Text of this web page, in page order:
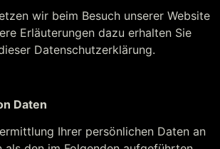
wir beim Besuch unserer Website
Erläuterungen dazu erhalten Sie
Datenschutzerklärung.
Daten
Ihrer persönlichen Daten an